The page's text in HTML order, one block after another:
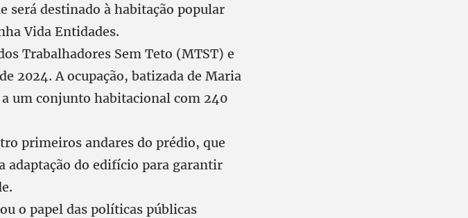
será destinado à habitação popular
Vida Entidades.
Trabalhadores Sem Teto (MTST) e
2024. A ocupação, batizada de Maria
um conjunto habitacional com 240
primeiros andares do prédio, que
adaptação do edifício para garantir
o papel das políticas públicas